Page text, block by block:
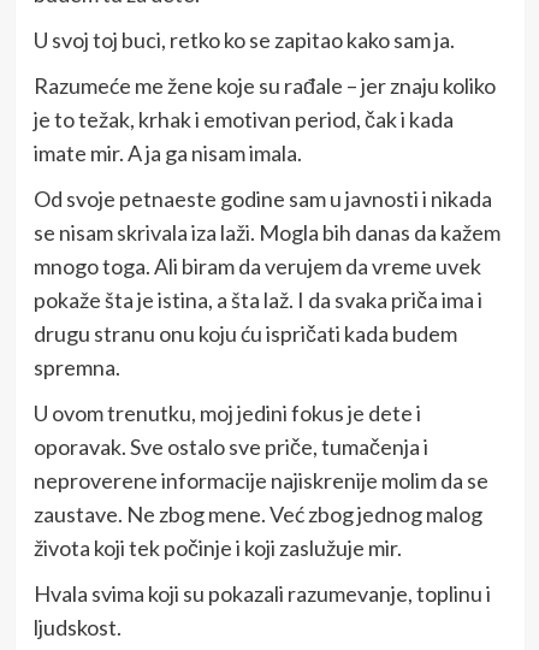
U svoj toj buci, retko ko se zapitao kako sam ja.
Razumeće me žene koje su rađale – jer znaju koliko
je to težak, krhak i emotivan period, čak i kada
imate mir. A ja ga nisam imala.
Od svoje petnaeste godine sam u javnosti i nikada
se nisam skrivala iza laži. Mogla bih danas da kažem
mnogo toga. Ali biram da verujem da vreme uvek
pokaže šta je istina, a šta laž. I da svaka priča ima i
drugu stranu onu koju ću ispričati kada budem
spremna.
U ovom trenutku, moj jedini fokus je dete i
oporavak. Sve ostalo sve priče, tumačenja i
neproverene informacije najiskrenije molim da se
zaustave. Ne zbog mene. Već zbog jednog malog
života koji tek počinje i koji zaslužuje mir.
Hvala svima koji su pokazali razumevanje, toplinu i
ljudskost.